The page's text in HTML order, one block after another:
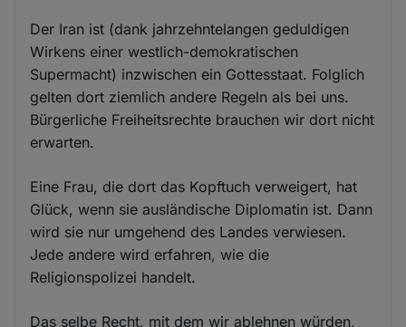
Der Iran ist (dank jahrzehntelangen geduldigen
Wirkens einer westlich-demokratischen
Supermacht) inzwischen ein Gottesstaat. Folglich
gelten dort ziemlich andere Regeln als bei uns.
Bürgerliche Freiheitsrechte brauchen wir dort nicht
erwarten.
Eine Frau, die dort das Kopftuch verweigert, hat
Glück, wenn sie ausländische Diplomatin ist. Dann
wird sie nur umgehend des Landes verwiesen.
Jede andere wird erfahren, wie die
Religionspolizei handelt.
Das selbe Recht, mit dem wir ablehnen würden,